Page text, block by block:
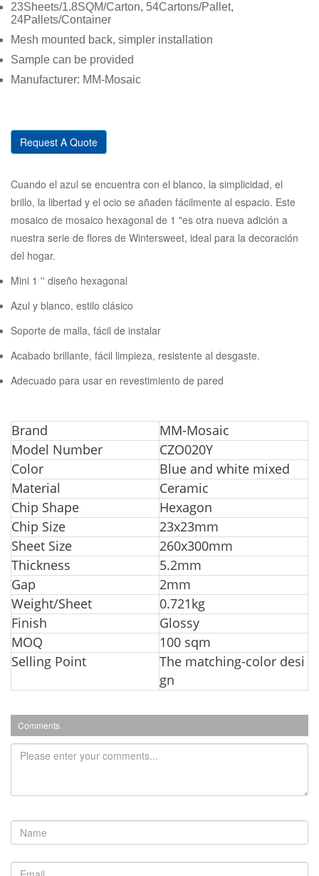
23Sheets/1.8SQM/Carton, 54Cartons/Pallet,
24Pallets/Container
Mesh mounted back, simpler installation
Sample can be provided
Manufacturer: MM-Mosaic
Request A Quote
Cuando el azul se encuentra con el blanco, la simplicidad, el
brillo, la libertad y el ocio se añaden fácilmente al espacio. Este
mosaico de mosaico hexagonal de 1 "es otra nueva adición a
nuestra serie de flores de Wintersweet, ideal para la decoración
del hogar.
Mini 1 '' diseño hexagonal
Azul y blanco, estilo clásico
Soporte de malla, fácil de instalar
Acabado brillante, fácil limpieza, resistente al desgaste.
Adecuado para usar en revestimiento de pared
Brand
MM-Mosaic
Model Number
CZO020Y
Color
Blue and white mixed
Material
Ceramic
Chip Shape
Hexagon
Chip Size
23x23mm
Sheet Size
260x300mm
Thickness
5.2mm
Gap
2mm
Weight/Sheet
0.721kg
Finish
Glossy
MOQ
100 sqm
Selling Point
The matching-color desi
gn
Comments